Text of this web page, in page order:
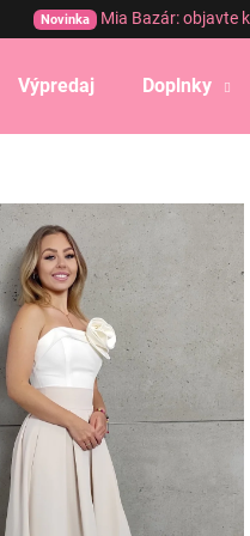
Novinka Mia Bazár: objavte
Výpredaj Doplnky
Čo potrebujete
Odporúčame